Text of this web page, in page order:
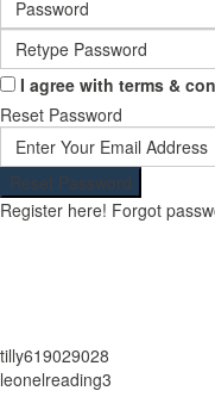
I agree with terms &
Reset Password
Reset Password
Register here! Forgot
tilly619029028
leonelreading3